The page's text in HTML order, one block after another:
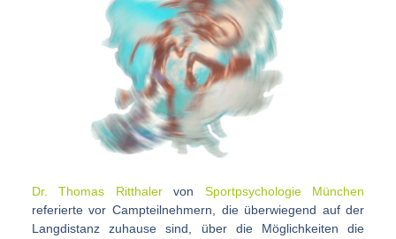
Dr. Thomas Ritthalervon Sportpsychologie München
referierte vor Campteilnehmern, die überwiegend auf der
Langdistanz zuhause sind, über die Möglichkeiten die